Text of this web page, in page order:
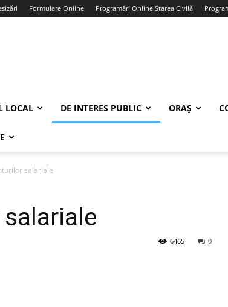
Formulare Online Programări Online Starea Civilă
LOCAL DE INTERES PUBLIC ORAȘ
salariale
0
6465